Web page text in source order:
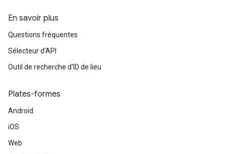
En savoir plus
Questions fréquentes
Sélecteur d'API
Outil de recherche d'ID de lieu
Plates-formes
Android
iOS
Web